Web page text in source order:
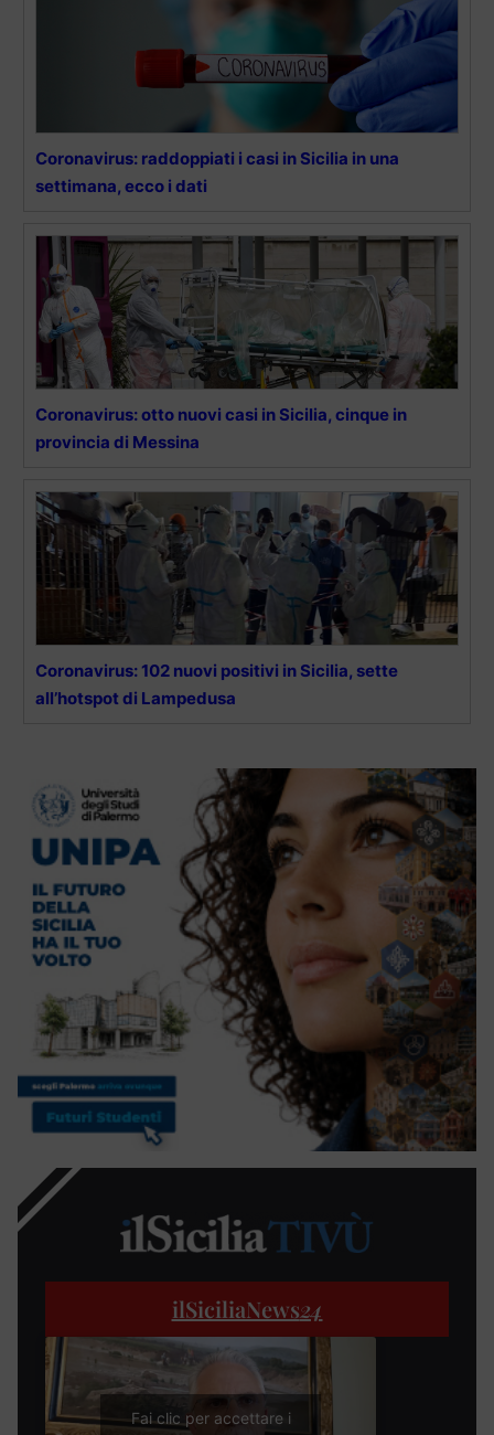
Coronavirus: raddoppiati i casi in Sicilia in una
settimana, ecco i dati
Coronavirus: otto nuovi casi in Sicilia, cinque in
provincia di Messina
Coronavirus: 102 nuovi positivi in Sicilia, sette
all’hotspot di Lampedusa
ilSiciliaNews24
Fai clic per accettare i